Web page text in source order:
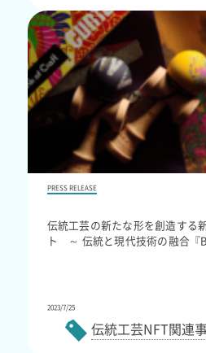
PRESS RELEASE
伝統工芸の新たな形を創造する
ト ～ 伝統と現代技術の融合『
2023/7/25
伝統工芸NFT関連